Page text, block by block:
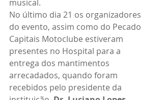
musical.
No último dia 21 os organizadores
do evento, assim como do Pecado
Capitais Motoclube estiveram
presentes no Hospital para a
entrega dos mantimentos
arrecadados, quando foram
recebidos pelo presidente da